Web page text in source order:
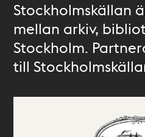
Stockholmskällan
mellan arkiv,
Stockholm.
till